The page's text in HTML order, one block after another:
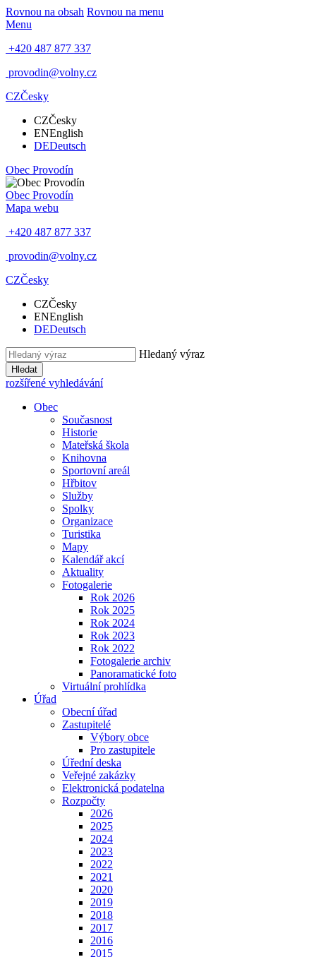
Rovnou na obsah Rovnou na menu
Menu
+420 487 877 337
provodin@volny.cz
CZČesky
CZČesky
ENEnglish
DEDeutsch
Obec Provodín
Obec Provodín
Mapa webu
+420 487 877 337
provodin@volny.cz
CZČesky
CZČesky
ENEnglish
DEDeutsch
Hledaný výraz
Hledat
rozšířené vyhledávání
Obec
Současnost
Historie
Mateřská škola
Knihovna
Sportovní areál
Hřbitov
Služby
Spolky
Organizace
Turistika
Mapy
Kalendář akcí
Aktuality
Fotogalerie
Rok 2026
Rok 2025
Rok 2024
Rok 2023
Rok 2022
Fotogalerie archiv
Panoramatické foto
Virtuální prohlídka
Úřad
Obecní úřad
Zastupitelé
Výbory obce
Pro zastupitele
Úřední deska
Veřejné zakázky
Elektronická podatelna
Rozpočty
2026
2025
2024
2023
2022
2021
2020
2019
2018
2017
2016
2015